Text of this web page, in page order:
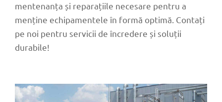
mentenanța și reparațiile necesare pentru a
menține echipamentele în formă optimă. Contați
pe noi pentru servicii de încredere și soluții
durabile!